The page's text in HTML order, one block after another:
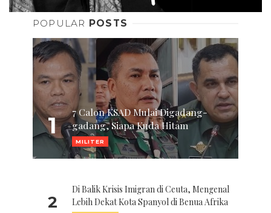
POPULAR POSTS
1
7 Calon KSAD Mulai Digadang-
gadang, Siapa Kuda Hitam
MILITER
2
Di Balik Krisis Imigran di Ceuta, Mengenal
Lebih Dekat Kota Spanyol di Benua Afrika